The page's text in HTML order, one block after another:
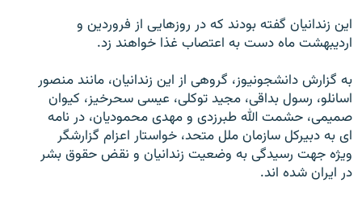
به ما بپیوندید
زبان‌های دیگر
اين زندانيان گفته بودند که در روزهايی از فروردين و
ارديبهشت ماه دست به اعتصاب غذا خواهند زد.
به گزارش دانشجونيوز، گروهی از اين زندانيان، مانند منصور
اسانلو، رسول بداقی، مجيد توکلی، عيسی سحرخيز، کيوان
صميمی، حشمت الله طبرزدی و مهدی محموديان، در نامه
ای به دبيرکل سازمان ملل متحد، خواستار اعزام گزارشگر
ويژه جهت رسيدگی به وضعيت زندانيان و نقض حقوق بشر
در ايران شده اند.